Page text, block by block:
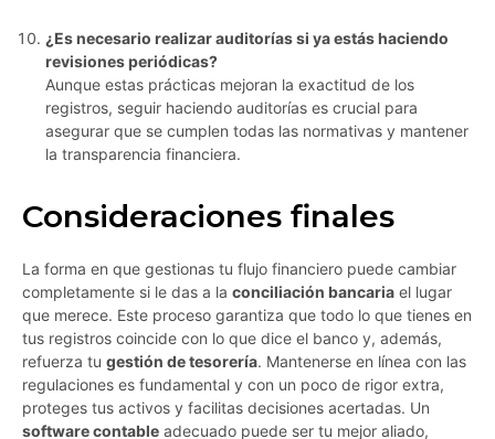
¿Es necesario realizar auditorías si ya estás haciendo
revisiones periódicas?
Aunque estas prácticas mejoran la exactitud de los
registros, seguir haciendo auditorías es crucial para
asegurar que se cumplen todas las normativas y mantener
la transparencia financiera.
Consideraciones finales
La forma en que gestionas tu flujo financiero puede cambiar
completamente si le das a la conciliación bancaria el lugar
que merece. Este proceso garantiza que todo lo que tienes en
tus registros coincide con lo que dice el banco y, además,
refuerza tu gestión de tesorería. Mantenerse en línea con las
regulaciones es fundamental y con un poco de rigor extra,
proteges tus activos y facilitas decisiones acertadas. Un
software contable adecuado puede ser tu mejor aliado,